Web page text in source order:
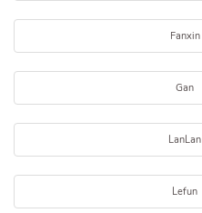
Fanxin
Gan
LanLan
Lefun